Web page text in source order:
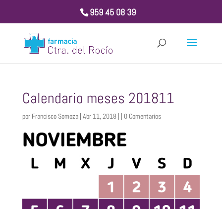
959 45 08 39
Calendario meses 201811
por Francisco Somoza| Abr 11, 2018 | | 0 Comentarios